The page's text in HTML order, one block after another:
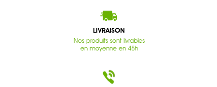
LIVRAISON
Nos produits sont livrables
en moyenne en 48h